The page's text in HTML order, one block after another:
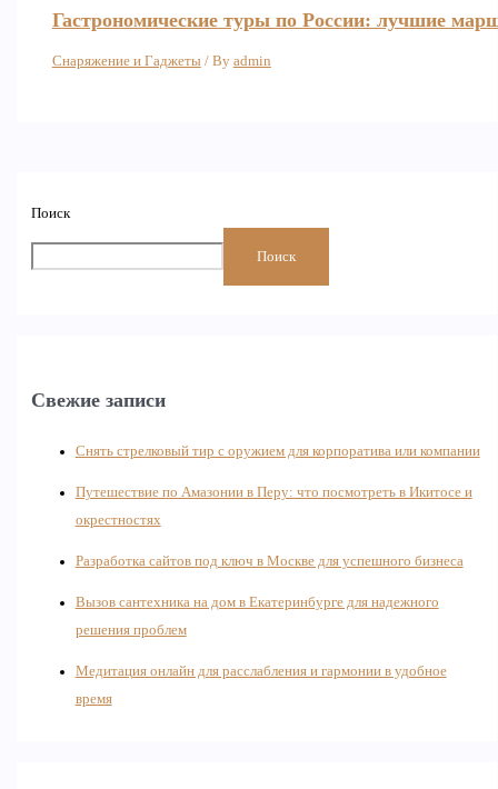
Поиск
Поиск
Свежие записи
Снять стрелковый тир с оружием для корпоратива или компании
Путешествие по Амазонии в Перу: что посмотреть в Икитосе и
окрестностях
Разработка сайтов под ключ в Москве для успешного бизнеса
Вызов сантехника на дом в Екатеринбурге для надежного
решения проблем
Медитация онлайн для расслабления и гармонии в удобное
время
Гастрономические туры по России: лучшие
Снаряжение и Гаджеты/ By admin